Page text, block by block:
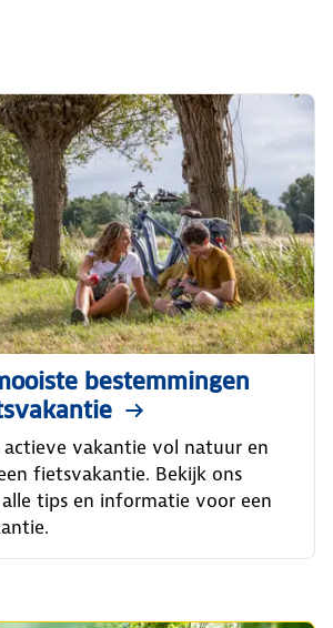
bestemmingen
actieve vakantie vol natuur en
fietsvakantie. Bekijk ons
tips en informatie voor een